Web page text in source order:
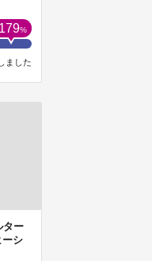
179%
ました
ター
シ